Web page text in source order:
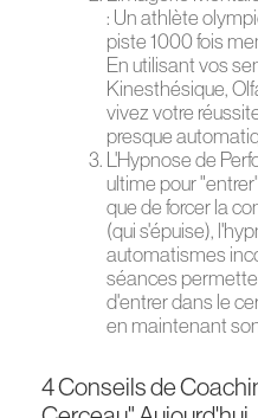
: Un athlète
piste 1000 fois
En utilisant vos
Kinesthésique,
vivez votre
presque
L'Hypnose de
ultime pour
que de forcer la
(qui s'épuise),
automatismes
séances
d'entrer dans le
en maintenant
4 Conseils de